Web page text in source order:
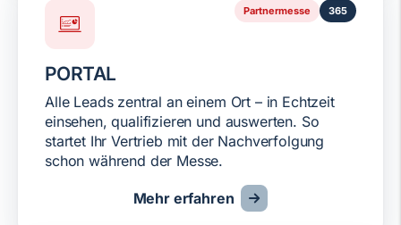
Partnermesse 365
PORTAL
Alle Leads zentral an einem Ort – in Echtzeit
einsehen, qualifizieren und auswerten. So
startet Ihr Vertrieb mit der Nachverfolgung
schon während der Messe.
Mehr erfahren